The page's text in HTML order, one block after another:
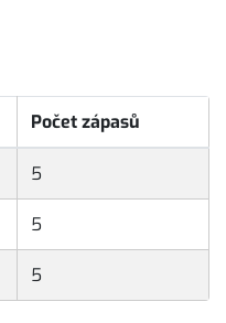
Počet zápasů
5
5
5